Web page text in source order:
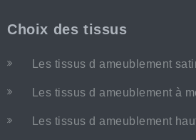
Choix des tissus
Les tissus d ameublement
Les tissus d ameublement à
Les tissus d ameublement